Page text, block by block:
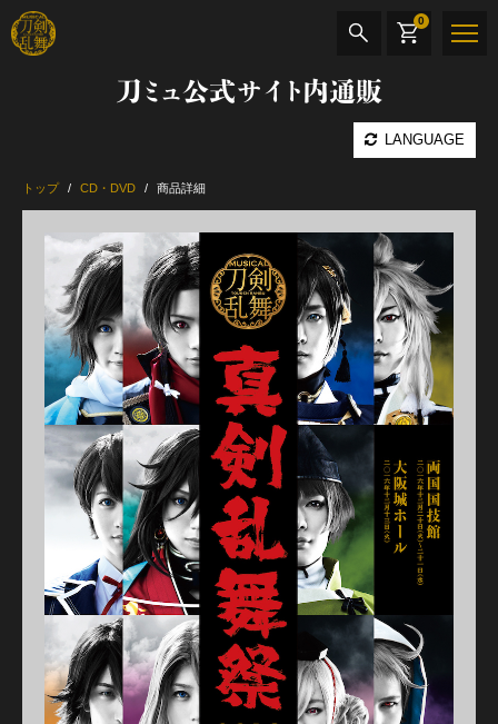
刀ミュ公式サイト内通販
LANGUAGE
0
CD・DVD BOOK その他
最新カテゴリー
加州清光 単騎出陣 極
髭切 単騎出陣 ～夢幻泡影～
江 おん すていじ かうんとだうんぱーてぃー
トップ CD・DVD 商品詳細